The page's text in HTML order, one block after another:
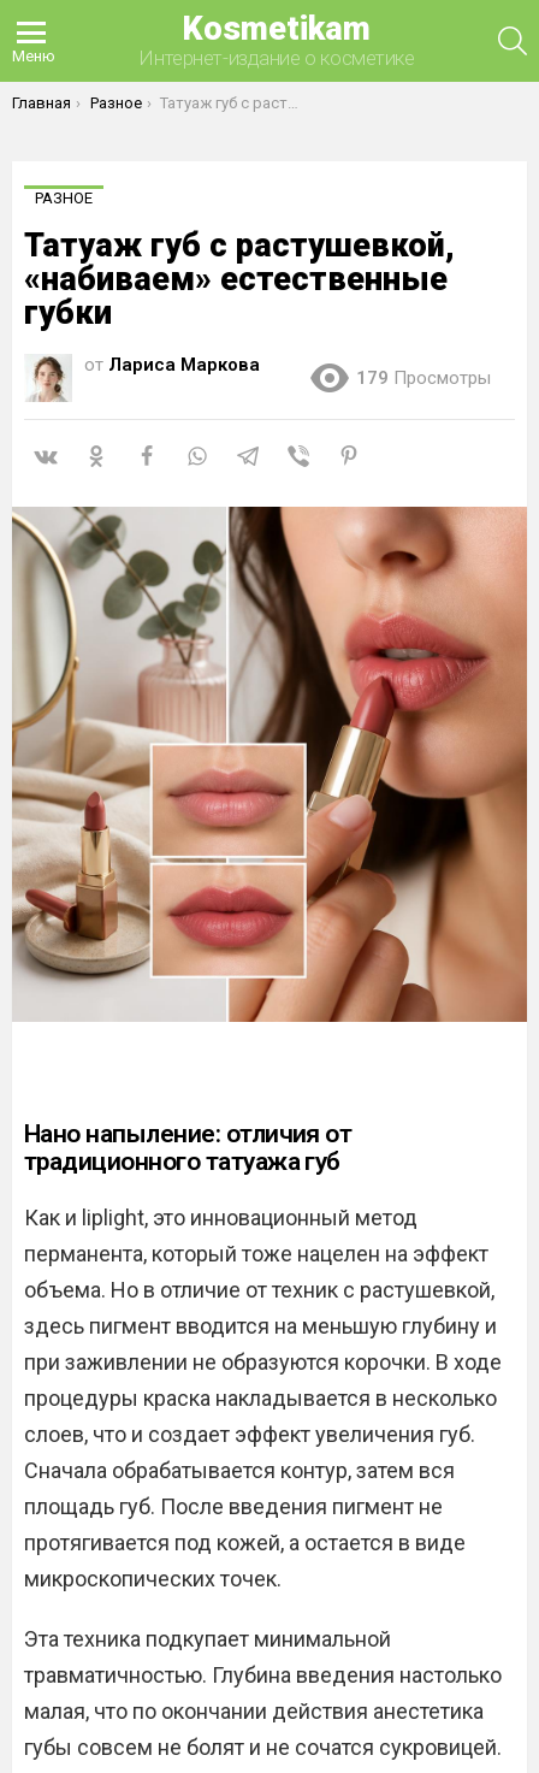
Меню
Kosmetikam
Интернет-издание о косметике
Вы здесь:
Главная Разное Татуаж губ с растушевкой, «набиваем» естественные губки
РАЗНОЕ
Татуаж губ с растушевкой,
«набиваем» естественные
губки
от Лариса Маркова
179 Просмотры
Нано напыление: отличия от
традиционного татуажа губ
Как и liplight, это инновационный метод
перманента, который тоже нацелен на эффект
объема. Но в отличие от техник с растушевкой,
здесь пигмент вводится на меньшую глубину и
при заживлении не образуются корочки. В ходе
процедуры краска накладывается в несколько
слоев, что и создает эффект увеличения губ.
Сначала обрабатывается контур, затем вся
площадь губ. После введения пигмент не
протягивается под кожей, а остается в виде
микроскопических точек.
Эта техника подкупает минимальной
травматичностью. Глубина введения настолько
малая, что по окончании действия анестетика
губы совсем не болят и не сочатся сукровицей.